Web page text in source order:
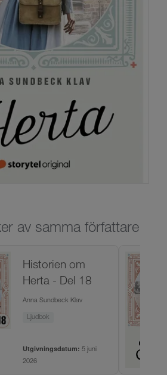
av samma författare
Historien om
Herta - Del 18
Anna Sundbeck Klav
Ljudbok
Utgivningsdatum: 5 juni
2026